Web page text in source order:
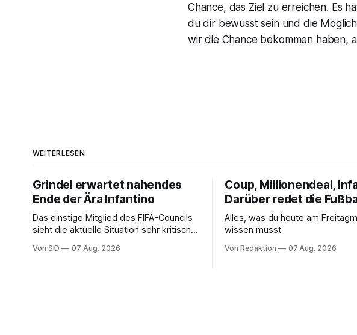
Chance, das Ziel zu erreichen. Es
du dir bewusst sein und die
wir die Chance bekommen haben,
WEITERLESEN
Grindel erwartet nahendes
Ende der Ära Infantino
Das einstige Mitglied des FIFA-Councils
sieht die aktuelle Situation sehr kritisch
Von SID 07 Aug. 2026
Coup, Millionendeal,
Darüber redet die
Alles, was du heute am
wissen musst
Von Redaktion 07 Aug. 2026